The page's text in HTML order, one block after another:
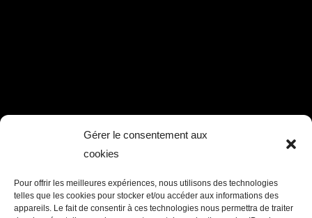
Gérer le consentement aux
cookies
Pour offrir les meilleures expériences, nous utilisons des technologies
telles que les cookies pour stocker et/ou accéder aux informations des
appareils. Le fait de consentir à ces technologies nous permettra de traiter